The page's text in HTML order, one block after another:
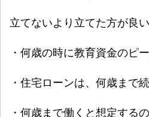
立てないより立てた方が良
・何歳の時に教育資金のピ
・住宅ローンは、何歳まで続
・何歳まで働くと想定するの